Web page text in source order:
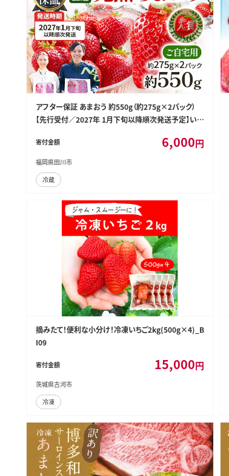
アフター保証 あまおう 約550g（約275g×2パック）
【先行受付／2027年 1月下旬以降順次発送予定】いち
岡県
寄付金額 6,000円
福岡県田川市
冷蔵
摘みたて！便利な小分け！冷凍いちご2kg(500g×4)_B
I09
寄付金額 15,000円
茨城県古河市
冷凍